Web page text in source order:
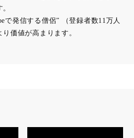
で発信する僧侶” （登録者数11万人
価値が高まります。